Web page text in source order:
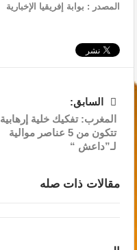
المصدر : بوابة إفريقيا الإخبارية
السابق:
المغرب: تفكيك خلية إرهابية
تتكون من 5 عناصر موالية
لـ”داعش “
مقالات ذات صله